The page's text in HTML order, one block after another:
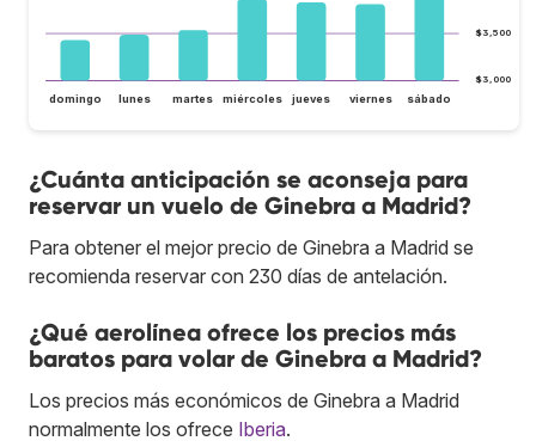
$3,000
$3,500
domingo lunes martes miércoles jueves viernes sábado
¿Cuánta anticipación se aconseja para
reservar un vuelo de Ginebra a Madrid?
Para obtener el mejor precio de Ginebra a Madrid se
recomienda reservar con 230 días de antelación.
¿Qué aerolínea ofrece los precios más
baratos para volar de Ginebra a Madrid?
Los precios más económicos de Ginebra a Madrid
normalmente los ofrece Iberia.